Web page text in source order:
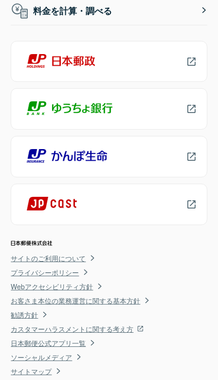
料金を計算・調べる
サイトのご利用について
プライバシーポリシー
Webアクセシビリティ方針
お客さま本位の業務運営に関する基本方針
勧誘方針
カスタマーハラスメントに関する考え方
日本郵便公式アプリ一覧
ソーシャルメディア
サイトマップ